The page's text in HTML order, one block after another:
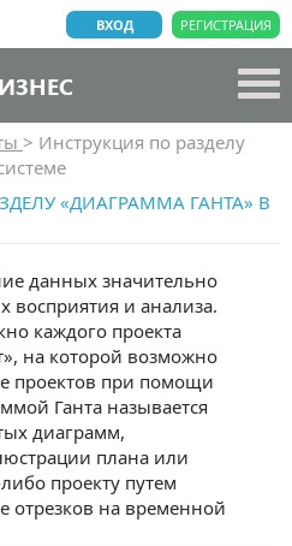
РЕГИСТРАЦИЯ
ВХОД
> Инструкция по разделу
«ДИАГРАММА ГАНТА» В
данных значительно
восприятия и анализа.
каждого проекта
на которой возможно
проектов при помощи
Ганта называется
диаграмм,
плана или
проекту путем
отрезков на временной